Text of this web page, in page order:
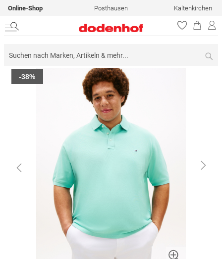
Online-Shop Posthausen Kaltenkirchen
Zum
Ende
-38%